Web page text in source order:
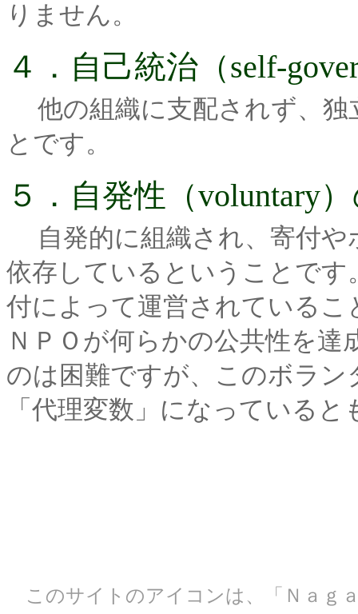
りません。
４．自己統治（self-
他の組織に支配されず、
とです。
５．自発性（voluntary
自発的に組織され、寄付
依存しているということで
付によって運営されている
ＮＰＯが何らかの公共性を
のは困難ですが、このボラ
「代理変数」になっている
このサイトのアイコンは、「Ｎａｇ